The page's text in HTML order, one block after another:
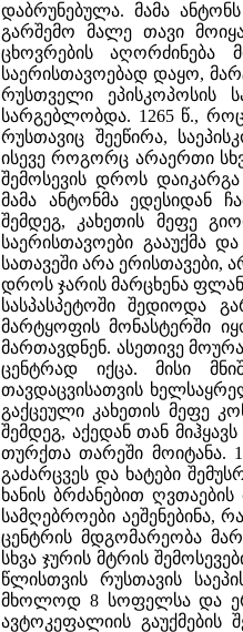
დაბრუნებულა. მამა
გარშემო მალე თავი
ცხოვრების აღორძინება
საერისთავოებად დაყო,
რუსთველი ეპისკოპოსის
სარგებლობდა. 1265 წ.,
რუსთავიც შეეწირა,
ისევე როგორც არაერთი
შემოსევის დროს
მამა ანტონმა ედესიდან
შემდეგ, კახეთის მეფე
საერისთავოები
სათავეში არა ერისთავები,
დროს ჯარის მარცხენა
სასპასპეტოში შედიოდა
მარტყოფის მონასტერში
მართავდნენ. ასეთივე
ცენტრად იქცა. მისი
თავდაცვისათვის
გაქცეული კახეთის მეფე
შემდეგ, აქედან თან
თურქთა თარეში მოიტანა.
გაძარცვეს და ხატები
ხანის ბრძანებით
სამღებროები აეშენებინა,
ცენტრის მდგომარეობა
სხვა ჯურის მტრის
წლისთვის რუსთავის
მხოლოდ 8 სოფელსა და
ავტოკეფალიის გაუქმების